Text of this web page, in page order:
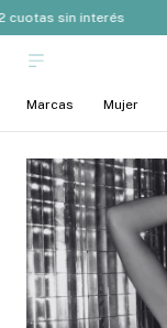
cuotas sin interés
Marcas Mujer